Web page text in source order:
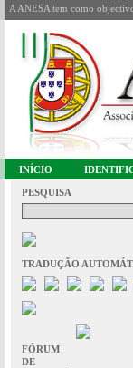
A ANESA tem como
INÍCIO
PESQUISA
TRADUÇÃO
FÓRUM
DE